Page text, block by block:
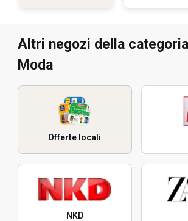
Altri negozi della
Moda
Offerte locali
NKD